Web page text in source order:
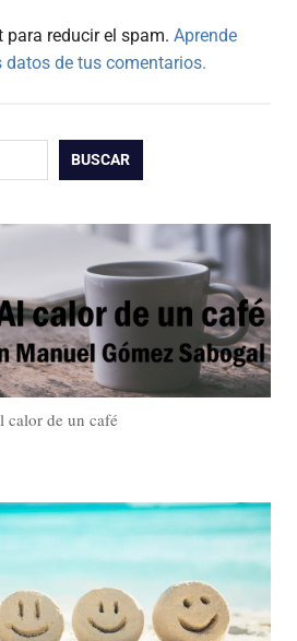
para reducir el spam. Aprende
de tus comentarios.
BUSCAR
calor de un café